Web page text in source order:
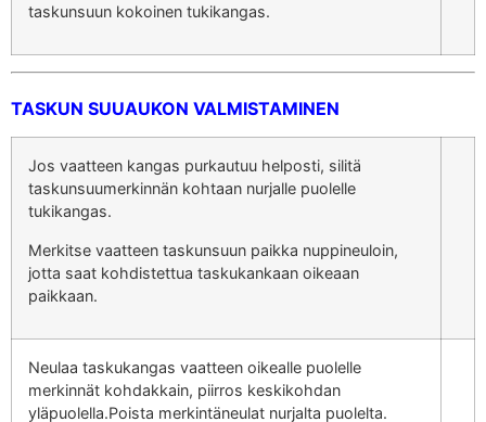
taskunsuun kokoinen tukikangas.
TASKUN SUUAUKON VALMISTAMINEN
Jos vaatteen kangas purkautuu helposti, silitä
taskunsuumerkinnän kohtaan nurjalle puolelle
tukikangas.
Merkitse vaatteen taskunsuun paikka nuppineuloin,
jotta saat kohdistettua taskukankaan oikeaan
paikkaan.
Neulaa taskukangas vaatteen oikealle puolelle
merkinnät kohdakkain, piirros keskikohdan
yläpuolella.Poista merkintäneulat nurjalta puolelta.